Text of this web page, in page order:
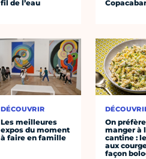
fil de l’eau
DÉCOUVRIR
Les meilleures
expos du moment
à faire en famille
On préfère
manger à
cantine :
aux
façon